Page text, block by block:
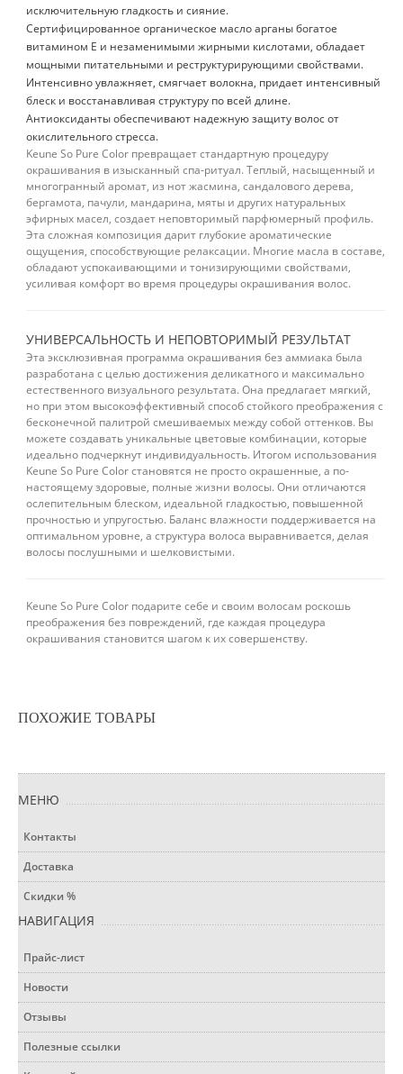
исключительную гладкость и сияние.
Сертифицированное органическое масло арганы богатое
витамином Е и незаменимыми жирными кислотами, обладает
мощными питательными и реструктурирующими свойствами.
Интенсивно увлажняет, смягчает волокна, придает интенсивный
блеск и восстанавливая структуру по всей длине.
Антиоксиданты обеспечивают надежную защиту волос от
окислительного стресса.
Keune So Pure Color превращает стандартную процедуру
окрашивания в изысканный спа-ритуал. Теплый, насыщенный и
многогранный аромат, из нот жасмина, сандалового дерева,
бергамота, пачули, мандарина, мяты и других натуральных
эфирных масел, создает неповторимый парфюмерный профиль.
Эта сложная композиция дарит глубокие ароматические
ощущения, способствующие релаксации. Многие масла в составе,
обладают успокаивающими и тонизирующими свойствами,
усиливая комфорт во время процедуры окрашивания волос.
УНИВЕРСАЛЬНОСТЬ И НЕПОВТОРИМЫЙ РЕЗУЛЬТАТ
Эта эксклюзивная программа окрашивания без аммиака была
разработана с целью достижения деликатного и максимально
естественного визуального результата. Она предлагает мягкий,
но при этом высокоэффективный способ стойкого преображения с
бесконечной палитрой смешиваемых между собой оттенков. Вы
можете создавать уникальные цветовые комбинации, которые
идеально подчеркнут индивидуальность. Итогом использования
Keune So Pure Color становятся не просто окрашенные, а по-
настоящему здоровые, полные жизни волосы. Они отличаются
ослепительным блеском, идеальной гладкостью, повышенной
прочностью и упругостью. Баланс влажности поддерживается на
оптимальном уровне, а структура волоса выравнивается, делая
волосы послушными и шелковистыми.
Keune So Pure Color подарите себе и своим волосам роскошь
преображения без повреждений, где каждая процедура
окрашивания становится шагом к их совершенству.
ПОХОЖИЕ ТОВАРЫ
МЕНЮ
Контакты
Доставка
Скидки %
НАВИГАЦИЯ
Прайс-лист
Новости
Отзывы
Полезные ссылки